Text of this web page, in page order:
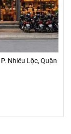
Nhiêu Lộc, Quận